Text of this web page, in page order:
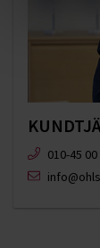
010-45